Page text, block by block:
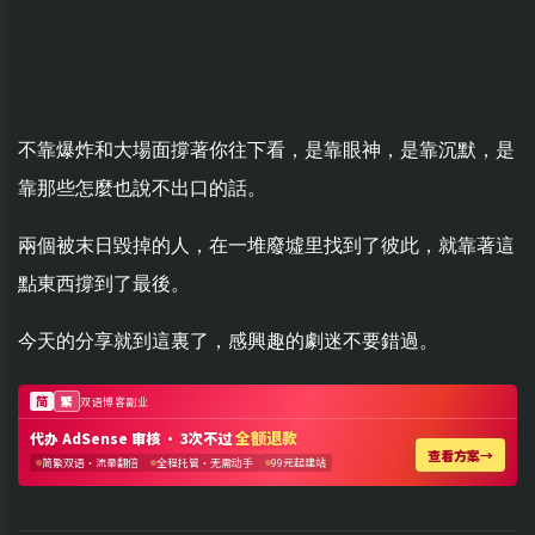
不靠爆炸和大場面撐著你往下看，是靠眼神，是靠沉默，是
靠那些怎麼也說不出口的話。
兩個被末日毀掉的人，在一堆廢墟里找到了彼此，就靠著這
點東西撐到了最後。
今天的分享就到這裏了，感興趣的劇迷不要錯過。